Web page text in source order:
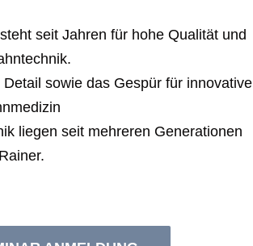
seit Jahren für hohe Qualität und
sowie das Gespür für innovative
liegen seit mehreren Generationen